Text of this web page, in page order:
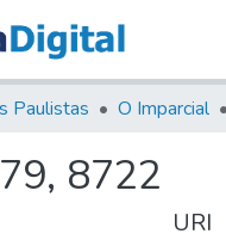
Paulistas O Imparcial
8722
URI